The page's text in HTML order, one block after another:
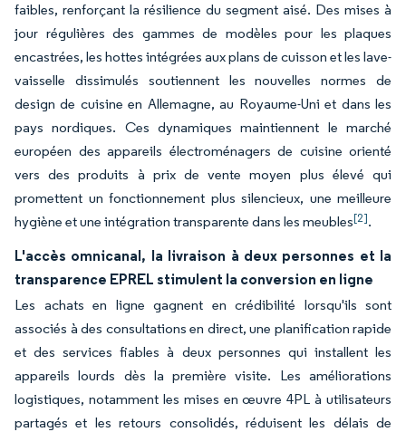
faibles, renforçant la résilience du segment aisé. Des mises à
jour régulières des gammes de modèles pour les plaques
encastrées, les hottes intégrées aux plans de cuisson et les lave-
vaisselle dissimulés soutiennent les nouvelles normes de
design de cuisine en Allemagne, au Royaume-Uni et dans les
pays nordiques. Ces dynamiques maintiennent le marché
européen des appareils électroménagers de cuisine orienté
vers des produits à prix de vente moyen plus élevé qui
promettent un fonctionnement plus silencieux, une meilleure
hygiène et une intégration transparente dans les meubles[2].
L'accès omnicanal, la livraison à deux personnes et la
transparence EPREL stimulent la conversion en ligne
Les achats en ligne gagnent en crédibilité lorsqu'ils sont
associés à des consultations en direct, une planification rapide
et des services fiables à deux personnes qui installent les
appareils lourds dès la première visite. Les améliorations
logistiques, notamment les mises en œuvre 4PL à utilisateurs
partagés et les retours consolidés, réduisent les délais de